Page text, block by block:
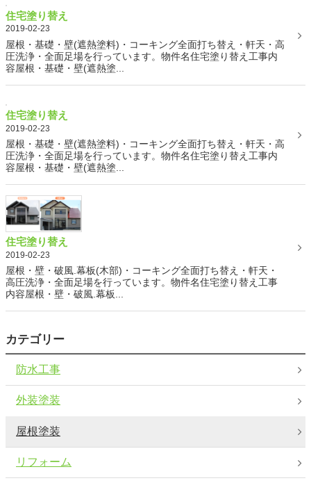
住宅塗り替え
2019-02-23
屋根・基礎・壁(遮熱塗料)・コーキング全面打ち替え・軒天・高
圧洗浄・全面足場を行っています。物件名住宅塗り替え工事内
容屋根・基礎・壁(遮熱塗...
住宅塗り替え
2019-02-23
屋根・基礎・壁(遮熱塗料)・コーキング全面打ち替え・軒天・高
圧洗浄・全面足場を行っています。物件名住宅塗り替え工事内
容屋根・基礎・壁(遮熱塗...
住宅塗り替え
2019-02-23
屋根・壁・破風.幕板(木部)・コーキング全面打ち替え・軒天・
高圧洗浄・全面足場を行っています。物件名住宅塗り替え工事
内容屋根・壁・破風.幕板...
カテゴリー
防水工事
外装塗装
屋根塗装
リフォーム